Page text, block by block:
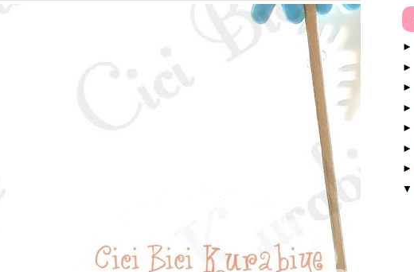
►
►
►
►
►
►
►
▼